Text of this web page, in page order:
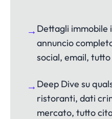
→ Dettagli immobile
annuncio
social, email,
→ Deep Dive su
ristoranti, dati
mercato, tutto